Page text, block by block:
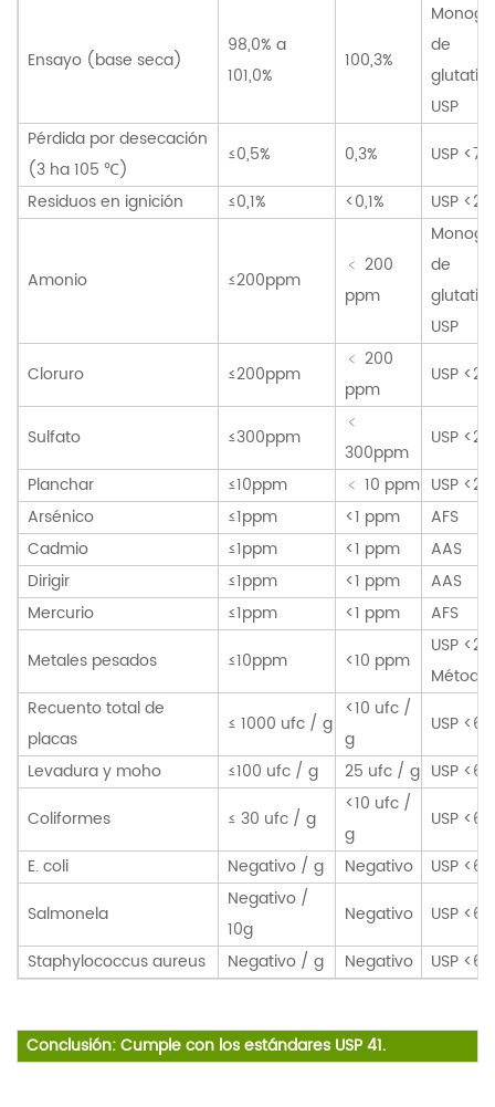
Ensayo (base seca)
98,0% a
101,0%
100,3%
de
USP
Pérdida por desecación
(3 ha 105 ℃)
≤0,5% 0,3%
USP
Residuos en ignición
≤0,1% <0,1% USP
Amonio ≤200ppm
﹤ 200
ppm
de
USP
Cloruro
≤200ppm
﹤ 200
ppm
USP
Sulfato ≤300ppm
﹤
300ppm
USP
Planchar
≤10ppm ﹤ 10 ppm USP
Arsénico
≤1ppm <1 ppm
AFS
Cadmio
≤1ppm <1 ppm
AAS
Dirigir
≤1ppm <1 ppm
AAS
Mercurio
≤1ppm <1 ppm
AFS
Metales pesados
≤10ppm <10 ppm
USP
Método
Recuento total de
placas
≤ 1000 ufc / g
<10 ufc /
g
USP
Levadura y moho
≤100 ufc / g 25 ufc / g USP
Coliformes
≤ 30 ufc / g
<10 ufc /
g
USP
E. coli
Negativo / g Negativo
USP
Salmonela
Negativo /
10g
Negativo
USP
Staphylococcus aureus
Negativo / g Negativo USP
Conclusión: Cumple con los estándares USP 41.